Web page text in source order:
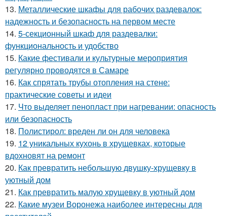
13. Металлические шкафы для рабочих раздевалок:
надежность и безопасность на первом месте
14. 5-секционный шкаф для раздевалки:
функциональность и удобство
15. Какие фестивали и культурные мероприятия
регулярно проводятся в Самаре
16. Как спрятать трубы отопления на стене:
практические советы и идеи
17. Что выделяет пенопласт при нагревании: опасность
или безопасность
18. Полистирол: вреден ли он для человека
19. 12 уникальных кухонь в хрущевках, которые
вдохновят на ремонт
20. Как превратить небольшую двушку-хрущевку в
уютный дом
21. Как превратить малую хрущевку в уютный дом
22. Какие музеи Воронежа наиболее интересны для